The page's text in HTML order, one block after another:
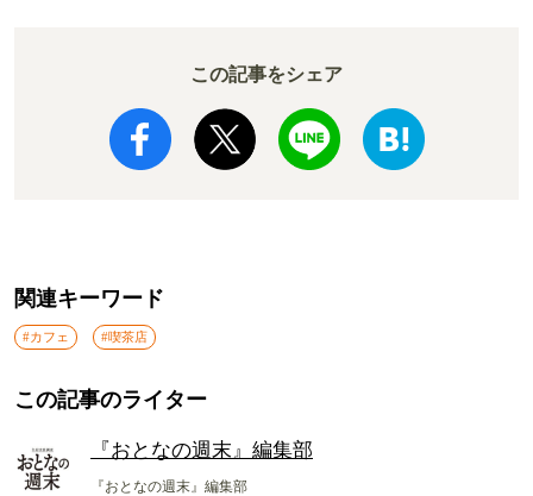
この記事をシェア
関連キーワード
#カフェ #喫茶店
この記事のライター
『おとなの週末』編集部
『おとなの週末』編集部